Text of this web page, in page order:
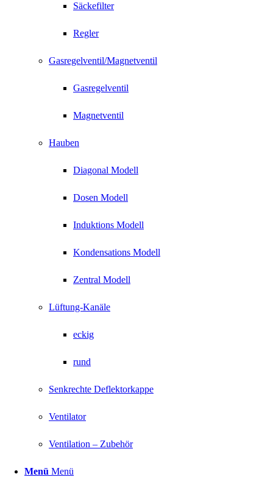
Säckefilter
Regler
Gasregelventil/Magnetventil
Gasregelventil
Magnetventil
Hauben
Diagonal Modell
Dosen Modell
Induktions Modell
Kondensations Modell
Zentral Modell
Lüftung-Kanäle
eckig
rund
Senkrechte Deflektorkappe
Ventilator
Ventilation – Zubehör
Menü Menü